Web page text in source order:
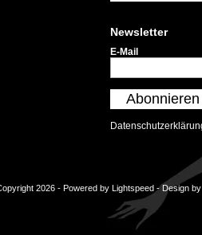
Newsletter
E-Mail
Abonnieren
2026 - Powered by Lightspeed- Design by